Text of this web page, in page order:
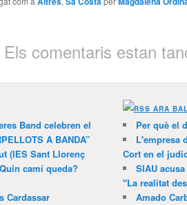
Els comentaris estan
Band celebren el
A BANDA”
(IES Sant Llorenç
camí queda?
Cardassar
ARA
Per què el
L'empresa
Cort en el
SIAU
"La realitat
Amado